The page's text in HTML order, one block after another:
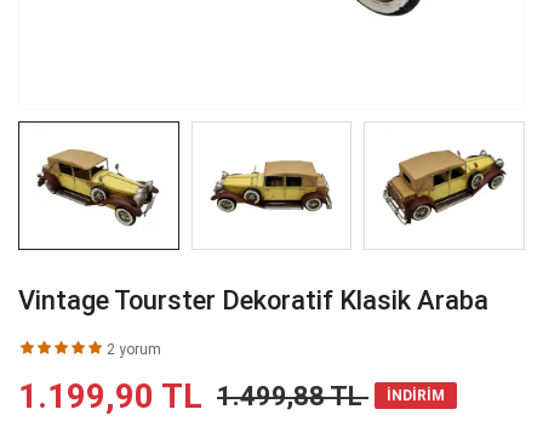
Vintage Tourster Dekoratif Klasik Araba
2 yorum
1.199,90 TL 1.499,88 TL İNDİRİM